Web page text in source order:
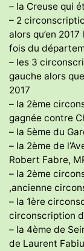
– la Creuse qui
– 2
alors qu’en
fois du
– les 3
gauche alors
2017
– la 2ème
gagnée contre
– la 5ème du
– la 2ème de
Robert Fabre,
– la 2ème
,ancienne
– la 1ère
circonscription
– la 4ème de
de Laurent